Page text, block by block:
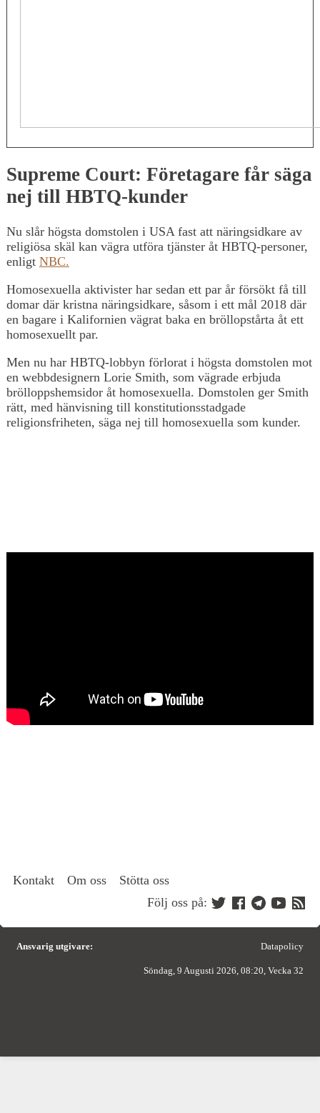
Supreme Court: Företagare får säga
nej till HBTQ-kunder
Nu slår högsta domstolen i USA fast att näringsidkare av
religiösa skäl kan vägra utföra tjänster åt HBTQ-personer,
enligt NBC.
Homosexuella aktivister har sedan ett par år försökt få till
domar där kristna näringsidkare, såsom i ett mål 2018 där
en bagare i Kalifornien vägrat baka en bröllopstårta åt ett
homosexuellt par.
Men nu har HBTQ-lobbyn förlorat i högsta domstolen mot
en webbdesignern Lorie Smith, som vägrade erbjuda
brölloppshemsidor åt homosexuella. Domstolen ger Smith
rätt, med hänvisning till konstitutionsstadgade
religionsfriheten, säga nej till homosexuella som kunder.
Kontakt Om oss
Stötta oss
Följ oss på:
Ansvarig utgivare: Datapolicy
Söndag, 9 Augusti 2026, 08:20, Vecka 32